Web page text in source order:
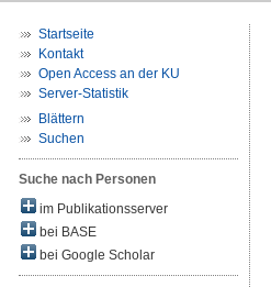
Startseite
Kontakt
Open Access an der KU
Server-Statistik
Blättern
Suchen
Suche nach Personen
im Publikationsserver
bei BASE
bei Google Scholar